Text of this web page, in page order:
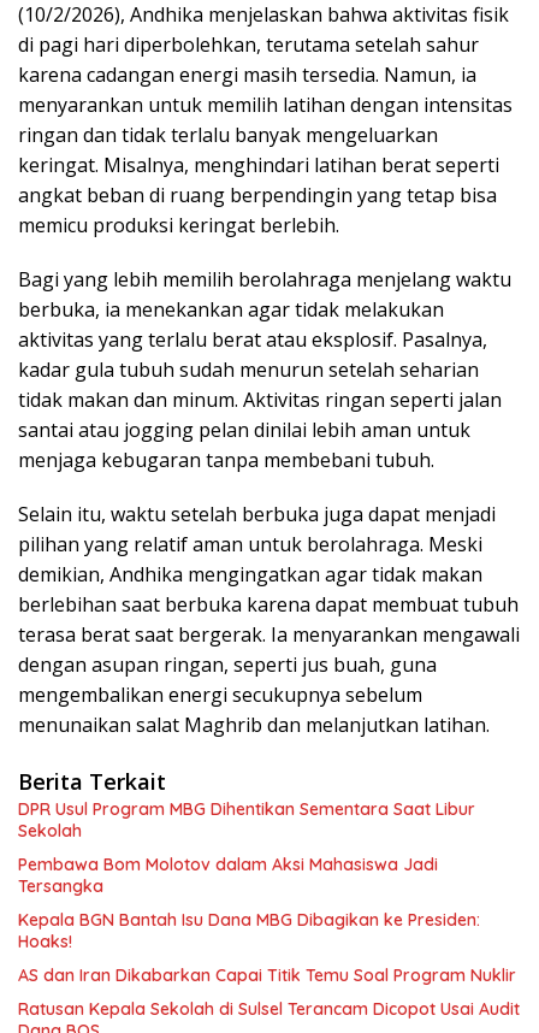
(10/2/2026), Andhika menjelaskan bahwa aktivitas fisik
di pagi hari diperbolehkan, terutama setelah sahur
karena cadangan energi masih tersedia. Namun, ia
menyarankan untuk memilih latihan dengan intensitas
ringan dan tidak terlalu banyak mengeluarkan
keringat. Misalnya, menghindari latihan berat seperti
angkat beban di ruang berpendingin yang tetap bisa
memicu produksi keringat berlebih.
Bagi yang lebih memilih berolahraga menjelang waktu
berbuka, ia menekankan agar tidak melakukan
aktivitas yang terlalu berat atau eksplosif. Pasalnya,
kadar gula tubuh sudah menurun setelah seharian
tidak makan dan minum. Aktivitas ringan seperti jalan
santai atau jogging pelan dinilai lebih aman untuk
menjaga kebugaran tanpa membebani tubuh.
Selain itu, waktu setelah berbuka juga dapat menjadi
pilihan yang relatif aman untuk berolahraga. Meski
demikian, Andhika mengingatkan agar tidak makan
berlebihan saat berbuka karena dapat membuat tubuh
terasa berat saat bergerak. Ia menyarankan mengawali
dengan asupan ringan, seperti jus buah, guna
mengembalikan energi secukupnya sebelum
menunaikan salat Maghrib dan melanjutkan latihan.
Berita Terkait
DPR Usul Program MBG Dihentikan Sementara Saat Libur
Sekolah
Pembawa Bom Molotov dalam Aksi Mahasiswa Jadi
Tersangka
Kepala BGN Bantah Isu Dana MBG Dibagikan ke Presiden:
Hoaks!
AS dan Iran Dikabarkan Capai Titik Temu Soal Program Nuklir
Ratusan Kepala Sekolah di Sulsel Terancam Dicopot Usai Audit